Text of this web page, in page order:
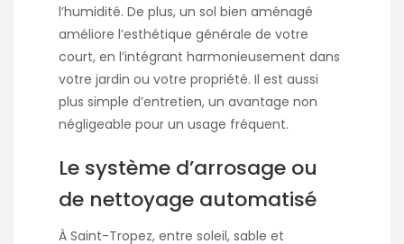
l’humidité. De plus, un sol bien aménagé
améliore l’esthétique générale de votre
court, en l’intégrant harmonieusement dans
votre jardin ou votre propriété. Il est aussi
plus simple d’entretien, un avantage non
négligeable pour un usage fréquent.
Le système d’arrosage ou
de nettoyage automatisé
À Saint-Tropez, entre soleil, sable et